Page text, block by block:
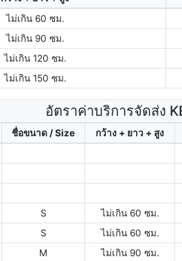
ไม่เกิน 60 ซม.
ไม่เกิน 90 ซม.
ไม่เกิน 120 ซม.
ไม่เกิน 150 ซม.
อัตราค่าบริการจัดส่ง
ชื่อขนาด / Size กว้าง + ยาว + สูง
S ไม่เกิน 60 ซม.
S ไม่เกิน 60 ซม.
M ไม่เกิน 90 ซม.